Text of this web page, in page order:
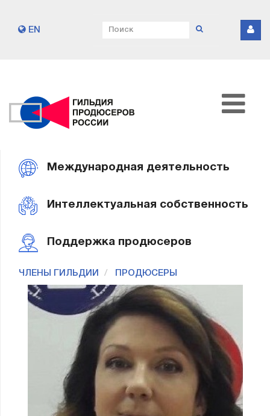
EN
Международная деятельность
Интеллектуальная собственность
Поддержка продюсеров
ЧЛЕНЫ ГИЛЬДИИ ПРОДЮСЕРЫ